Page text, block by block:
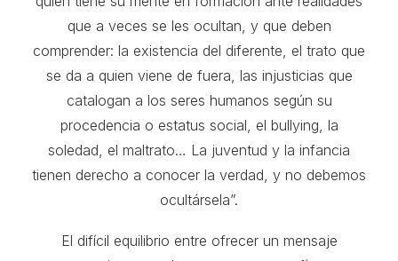
que a veces se les ocultan, y que deben
comprender: la existencia del diferente, el trato que
se da a quien viene de fuera, las injusticias que
catalogan a los seres humanos según su
procedencia o estatus social, el bullying, la
soledad, el maltrato… La juventud y la infancia
tienen derecho a conocer la verdad, y no debemos
ocultársela”.
El difícil equilibrio entre ofrecer un mensaje